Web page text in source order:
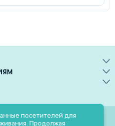
только при
посетителей для
Продолжая